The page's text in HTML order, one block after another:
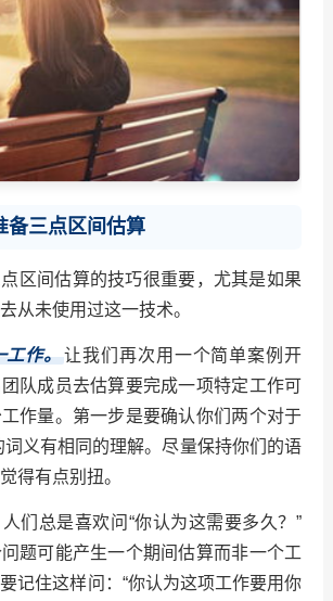
三点区间估算
间估算的技巧很重要，尤其是如果
从未使用过这一技术。
作。让我们再次用一个简单案例开
队成员去估算要完成一项特定工作可
作量。第一步是要确认你们两个对于
词义有相同的理解。尽量保持你们的语
得有点别扭。
总是喜欢问“你认为这需要多久？”
题可能产生一个期间估算而非一个工
记住这样问：“你认为这项工作要用你